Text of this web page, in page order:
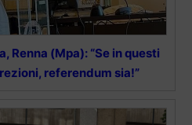
(Mpa): “Se in questi
referendum sia!”